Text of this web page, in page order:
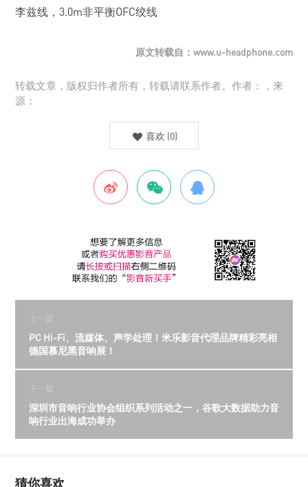
李兹线，3.0m非平衡OFC绞线
原文转载自：www.u-headphone.com
转载文章，版权归作者所有，转载请联系作者。作者：，来
源：
喜欢 (0)
上一篇
PC Hi-Fi、流媒体、声学处理！米乐影音代理品牌精彩亮相
德国慕尼黑音响展！
下一篇
深圳市音响行业协会组织系列活动之一，谷歌大数据助力音
响行业出海成功举办
猜你喜欢